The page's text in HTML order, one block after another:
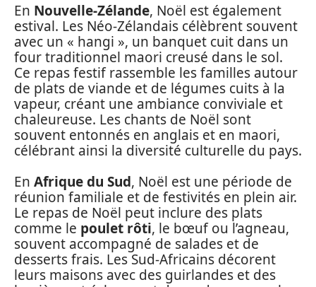
En Nouvelle-Zélande, Noël est également
estival. Les Néo-Zélandais célèbrent souvent
avec un « hangi », un banquet cuit dans un
four traditionnel maori creusé dans le sol.
Ce repas festif rassemble les familles autour
de plats de viande et de légumes cuits à la
vapeur, créant une ambiance conviviale et
chaleureuse. Les chants de Noël sont
souvent entonnés en anglais et en maori,
célébrant ainsi la diversité culturelle du pays.
En Afrique du Sud, Noël est une période de
réunion familiale et de festivités en plein air.
Le repas de Noël peut inclure des plats
comme le poulet rôti, le bœuf ou l’agneau,
souvent accompagné de salades et de
desserts frais. Les Sud-Africains décorent
leurs maisons avec des guirlandes et des